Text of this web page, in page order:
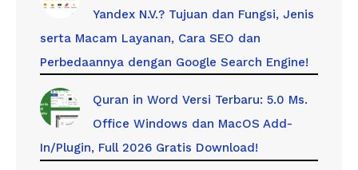
Yandex N.V.? Tujuan dan Fungsi, Jenis
serta Macam Layanan, Cara SEO dan
Perbedaannya dengan Google Search Engine!
Quran in Word Versi Terbaru: 5.0 Ms.
Office Windows dan MacOS Add-
In/Plugin, Full 2026 Gratis Download!